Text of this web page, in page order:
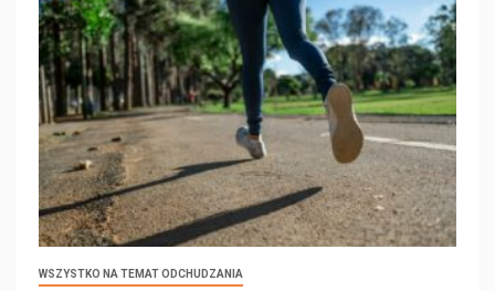
WSZYSTKO NA TEMAT ODCHUDZANIA